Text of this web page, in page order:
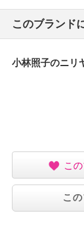
このブランド
小林照子のニリ
こ
こ